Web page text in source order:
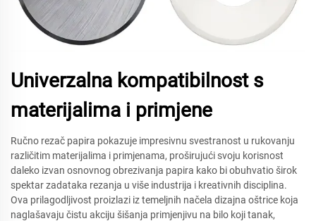
Univerzalna kompatibilnost s
materijalima i primjene
Ručno rezač papira pokazuje impresivnu svestranost u rukovanju
različitim materijalima i primjenama, proširujući svoju korisnost
daleko izvan osnovnog obrezivanja papira kako bi obuhvatio širok
spektar zadataka rezanja u više industrija i kreativnih disciplina.
Ova prilagodljivost proizlazi iz temeljnih načela dizajna oštrice koja
naglašavaju čistu akciju šišanja primjenjivu na bilo koji tanak,